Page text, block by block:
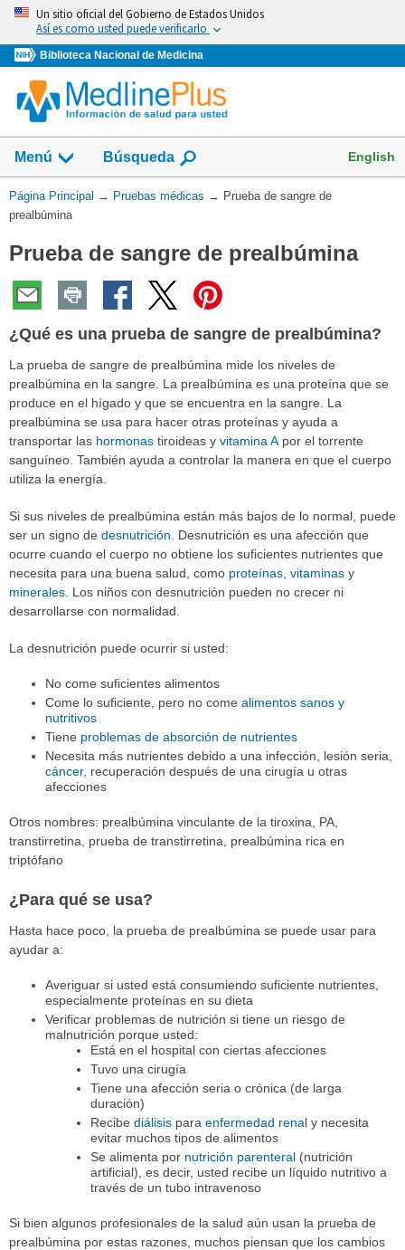
Omita
vaya
al
Contenido
Un sitio oficial del Gobierno de Estados Unidos
Así es como usted puede verificarlo
Biblioteca Nacional de Medicina
Menú
Mostrar
campo
de
Búsqueda English
Usted
está
Página Principal → Pruebas médicas → Prueba de sangre de
prealbúmina
Prueba de sangre de prealbúmina
¿Qué es una prueba de sangre de prealbúmina?
La prueba de sangre de prealbúmina mide los niveles de
prealbúmina en la sangre. La prealbúmina es una proteína que se
produce en el hígado y que se encuentra en la sangre. La
prealbúmina se usa para hacer otras proteínas y ayuda a
transportar las hormonas tiroideas y vitamina A por el torrente
sanguíneo. También ayuda a controlar la manera en que el cuerpo
utiliza la energía.
Si sus niveles de prealbúmina están más bajos de lo normal, puede
ser un signo de desnutrición . Desnutrición es una afección que
ocurre cuando el cuerpo no obtiene los suficientes nutrientes que
necesita para una buena salud, como proteínas vitaminas y
minerales . Los niños con desnutrición pueden no crecer ni
desarrollarse con normalidad.
La desnutrición puede ocurrir si usted:
No come suficientes alimentos
Come lo suficiente, pero no come alimentos sanos y
nutritivos
Tiene problemas de absorción de nutrientes
Necesita más nutrientes debido a una infección, lesión seria,
cáncer, recuperación después de una cirugía u otras
afecciones
Otros nombres: prealbúmina vinculante de la tiroxina, PA,
transtirretina, prueba de transtirretina, prealbúmina rica en
triptófano
¿Para qué se usa?
Hasta hace poco, la prueba de prealbúmina se puede usar para
ayudar a:
Averiguar si usted está consumiendo suficiente nutrientes,
especialmente proteínas en su dieta
Verificar problemas de nutrición si tiene un riesgo de
malnutrición porque usted:
Está en el hospital con ciertas afecciones
Tuvo una cirugía
Tiene una afección seria o crónica (de larga
duración)
Recibe diálisispara enfermedad renal y necesita
evitar muchos tipos de alimentos
Se alimenta por nutrición parenteral(nutrición
artificial), es decir, usted recibe un líquido nutritivo a
través de un tubo intravenoso
Si bien algunos profesionales de la salud aún usan la prueba de
prealbúmina por estas razones, muchos piensan que los cambios